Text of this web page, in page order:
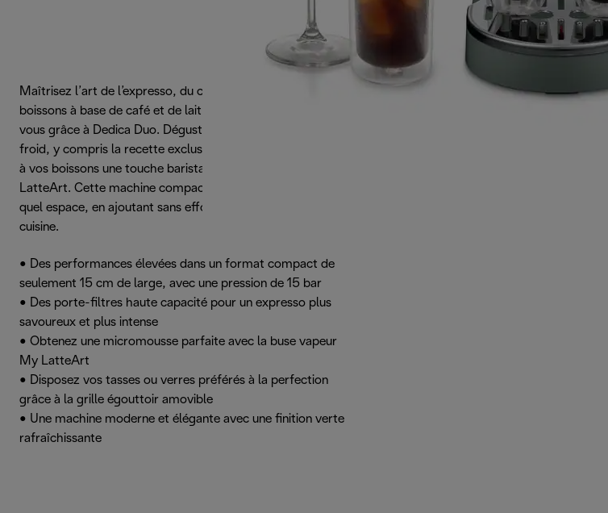
Maîtrisez l’art de l’expresso, du cappuccino et autres
boissons à base de café et de lait sans bouger de chez
vous grâce à Dedica Duo. Dégustez un café chaud ou
froid, y compris la recette exclusive Cold Brew, et donnez
à vos boissons une touche barista avec la buse vapeur My
LatteArt. Cette machine compacte s’adapte à n’importe
quel espace, en ajoutant sans effort un style italien à votre
cuisine.
• Des performances élevées dans un format compact de
seulement 15 cm de large, avec une pression de 15 bar
• Des porte-filtres haute capacité pour un expresso plus
savoureux et plus intense
• Obtenez une micromousse parfaite avec la buse vapeur
My LatteArt
• Disposez vos tasses ou verres préférés à la perfection
grâce à la grille égouttoir amovible
• Une machine moderne et élégante avec une finition verte
rafraîchissante